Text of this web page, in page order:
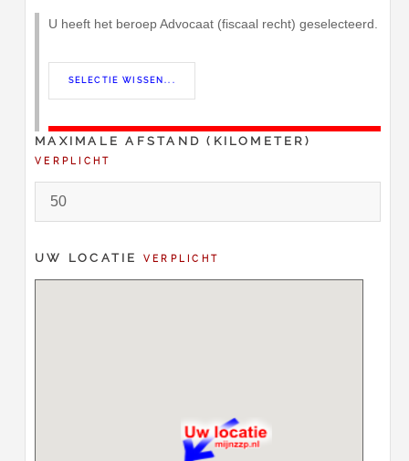
U heeft het beroep Advocaat (fiscaal recht) geselecteerd.
MAXIMALE AFSTAND (KILOMETER)
VERPLICHT
UW LOCATIE VERPLICHT